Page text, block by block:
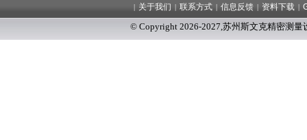
| 关于我们 | 联系方式 | 信息反馈 | 资料下载 |
© Copyright 2026-2027,苏州斯文克精密测量